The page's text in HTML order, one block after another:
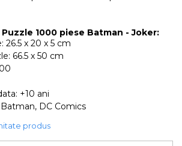
1000 piese Batman - Joker:
26.5 x 20 x 5 cm
66.5 x 50 cm
+10 ani
DC Comics
produs